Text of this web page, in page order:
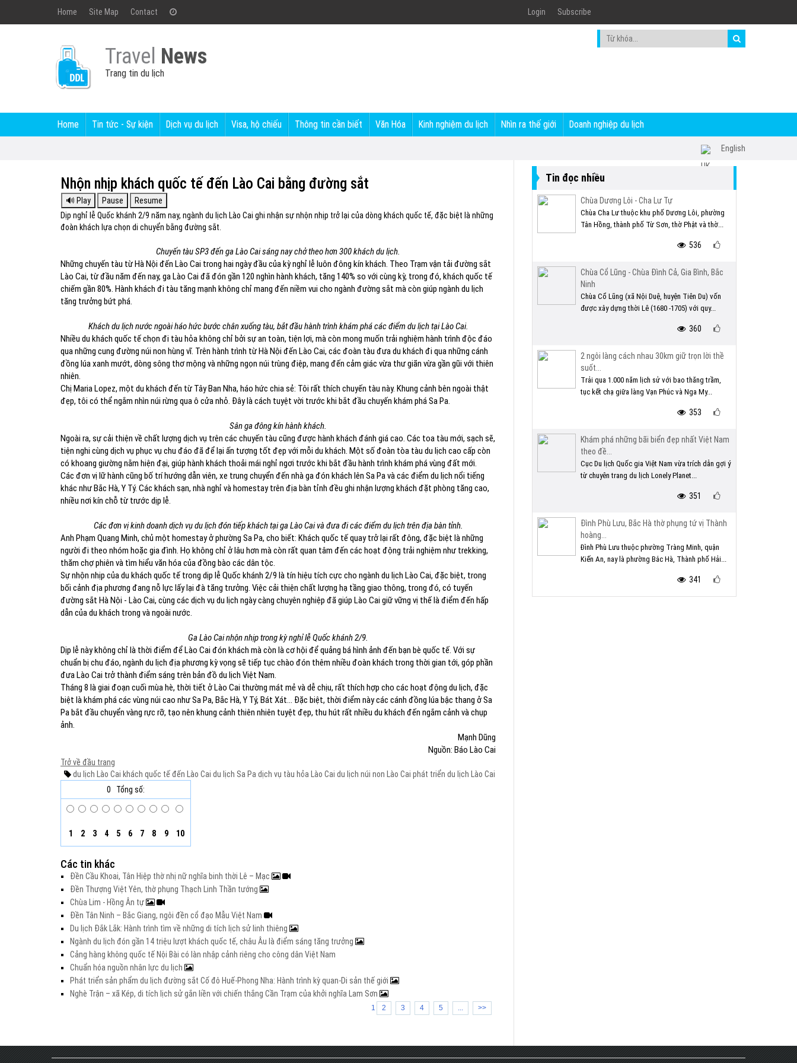
Home Site Map Contact Login Subscribe
Travel News
Trang tin du lịch
Home Tin tức - Sự kiện Dịch vụ du lịch Visa, hộ chiếu Thông tin cần biết Văn Hóa Kinh nghiệm du lịch Nhìn ra thế giới Doanh nghiệp du lịch
English
Nhộn nhịp khách quốc tế đến Lào Cai bằng đường sắt
Dịp nghỉ lễ Quốc khánh 2/9 năm nay, ngành du lịch Lào Cai ghi nhận sự nhộn nhịp trở lại của dòng khách quốc tế, đặc biệt là những
đoàn khách lựa chọn di chuyển bằng đường sắt.
Chuyến tàu SP3 đến ga Lào Cai sáng nay chở theo hơn 300 khách du lịch.
Những chuyến tàu từ Hà Nội đến Lào Cai trong hai ngày đầu của kỳ nghỉ lễ luôn đông kín khách. Theo Trạm vận tải đường sắt
Lào Cai, từ đầu năm đến nay, ga Lào Cai đã đón gần 120 nghìn hành khách, tăng 140% so với cùng kỳ, trong đó, khách quốc tế
chiếm gần 80%. Hành khách đi tàu tăng mạnh không chỉ mang đến niềm vui cho ngành đường sắt mà còn giúp ngành du lịch
tăng trưởng bứt phá.
Khách du lịch nước ngoài háo hức bước chân xuống tàu, bắt đầu hành trình khám phá các điểm du lịch tại Lào Cai.
Nhiều du khách quốc tế chọn đi tàu hỏa không chỉ bởi sự an toàn, tiện lợi, mà còn mong muốn trải nghiệm hành trình độc đáo
qua những cung đường núi non hùng vĩ. Trên hành trình từ Hà Nội đến Lào Cai, các đoàn tàu đưa du khách đi qua những cánh
đồng lúa xanh mướt, dòng sông thơ mộng và những ngọn núi trùng điệp, mang đến cảm giác vừa thư giãn vừa gần gũi với thiên
nhiên.
Chị Maria Lopez, một du khách đến từ Tây Ban Nha, háo hức chia sẻ: Tôi rất thích chuyến tàu này. Khung cảnh bên ngoài thật
đẹp, tôi có thể ngắm nhìn núi rừng qua ô cửa nhỏ. Đây là cách tuyệt vời trước khi bắt đầu chuyến khám phá Sa Pa.
Sân ga đông kín hành khách.
Ngoài ra, sự cải thiện về chất lượng dịch vụ trên các chuyến tàu cũng được hành khách đánh giá cao. Các toa tàu mới, sạch sẽ,
tiện nghi cùng dịch vụ phục vụ chu đáo đã để lại ấn tượng tốt đẹp với mỗi du khách. Một số đoàn tòa tàu du lịch cao cấp còn
có khoang giường nằm hiện đại, giúp hành khách thoải mái nghỉ ngơi trước khi bắt đầu hành trình khám phá vùng đất mới.
Các đơn vị lữ hành cũng bố trí hướng dẫn viên, xe trung chuyển đến nhà ga đón khách lên Sa Pa và các điểm du lịch nổi tiếng
khác như Bắc Hà, Y Tý. Các khách sạn, nhà nghỉ và homestay trên địa bàn tỉnh đều ghi nhận lượng khách đặt phòng tăng cao,
nhiều nơi kín chỗ từ trước dịp lễ.
Các đơn vị kinh doanh dịch vụ du lịch đón tiếp khách tại ga Lào Cai và đưa đi các điểm du lịch trên địa bàn tỉnh.
Anh Phạm Quang Minh, chủ một homestay ở phường Sa Pa, cho biết: Khách quốc tế quay trở lại rất đông, đặc biệt là những
người đi theo nhóm hoặc gia đình. Họ không chỉ ở lâu hơn mà còn rất quan tâm đến các hoạt động trải nghiệm như trekking,
thăm chợ phiên và tìm hiểu văn hóa của đồng bào các dân tộc.
Sự nhộn nhịp của du khách quốc tế trong dịp lễ Quốc khánh 2/9 là tín hiệu tích cực cho ngành du lịch Lào Cai, đặc biệt, trong
bối cảnh địa phương đang nỗ lực lấy lại đà tăng trưởng. Việc cải thiện chất lượng hạ tầng giao thông, trong đó, có tuyến
đường sắt Hà Nội - Lào Cai, cùng các dịch vụ du lịch ngày càng chuyên nghiệp đã giúp Lào Cai giữ vững vị thế là điểm đến hấp
dẫn của du khách trong và ngoài nước.
Ga Lào Cai nhộn nhịp trong kỳ nghỉ lễ Quốc khánh 2/9.
Dịp lễ này không chỉ là thời điểm để Lào Cai đón khách mà còn là cơ hội để quảng bá hình ảnh đến bạn bè quốc tế. Với sự
chuẩn bị chu đáo, ngành du lịch địa phương kỳ vọng sẽ tiếp tục chào đón thêm nhiều đoàn khách trong thời gian tới, góp phần
đưa Lào Cai trở thành điểm sáng trên bản đồ du lịch Việt Nam.
Tháng 8 là giai đoạn cuối mùa hè, thời tiết ở Lào Cai thường mát mẻ và dễ chịu, rất thích hợp cho các hoạt động du lịch, đặc
biệt là khám phá các vùng núi cao như Sa Pa, Bắc Hà, Y Tý, Bát Xát... Đặc biệt, thời điểm này các cánh đồng lúa bậc thang ở Sa
Pa bắt đầu chuyển vàng rực rỡ, tạo nên khung cảnh thiên nhiên tuyệt đẹp, thu hút rất nhiều du khách đến ngắm cảnh và chụp
ảnh.
Mạnh Dũng
Nguồn: Báo Lào Cai
Trở về đầu trang
du lịch Lào Cai khách quốc tế đến Lào Cai du lịch Sa Pa dịch vụ tàu hỏa Lào Cai du lịch núi non Lào Cai phát triển du lịch Lào Cai
0
Tổng số:
1 2 3 4 5 6 7 8 9 10
Các tin khác
Đền Cầu Khoai, Tân Hiệp thờ nhị nữ nghĩa binh thời Lê – Mạc
Đền Thượng Việt Yên, thờ phụng Thạch Linh Thần tướng
Chùa Lim - Hồng Ân tự
Đền Tân Ninh – Bắc Giang, ngôi đền cổ đạo Mẫu Việt Nam
Du lịch Đắk Lắk: Hành trình tìm về những di tích lịch sử linh thiêng
Ngành du lịch đón gần 14 triệu lượt khách quốc tế, châu Âu là điểm sáng tăng trưởng
Cảng hàng không quốc tế Nội Bài có làn nhập cảnh riêng cho công dân Việt Nam
Chuẩn hóa nguồn nhân lực du lịch
Phát triển sản phẩm du lịch đường sắt Cố đô Huế-Phong Nha: Hành trình kỳ quan-Di sản thế giới
Nghè Trận – xã Kép, di tích lịch sử gắn liền với chiến thắng Cần Trạm của khởi nghĩa Lam Sơn
1 2 3 4 5 ... >>
Tin đọc nhiều
Chùa Dương Lôi - Cha Lư Tự
Chùa Cha Lư thuộc khu phố Dương Lôi, phường
Tân Hồng, thành phố Từ Sơn, thờ Phật và thờ...
536
Chùa Cổ Lũng - Chùa Đình Cả, Gia Bình, Bắc
Ninh
Chùa Cổ Lũng (xã Nội Duệ, huyện Tiên Du) vốn
được xây dựng thời Lê (1680 -1705) với quy...
360
2 ngôi làng cách nhau 30km giữ trọn lời thề
suốt...
Trải qua 1.000 năm lịch sử với bao thăng trầm,
tục kết chạ giữa làng Vạn Phúc và Nga My...
353
Khám phá những bãi biển đẹp nhất Việt Nam
theo đề...
Cục Du lịch Quốc gia Việt Nam vừa trích dẫn gợi ý
từ chuyên trang du lịch Lonely Planet...
351
Đình Phù Lưu, Bắc Hà thờ phụng tứ vị Thành
hoàng...
Đình Phù Lưu thuộc phường Tràng Minh, quận
Kiến An, nay là phường Bắc Hà, Thành phố Hải...
341